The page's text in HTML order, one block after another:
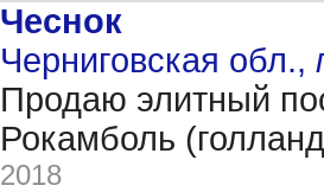
Чеснок
Черниговская обл.,
Продаю элитный
Рокамболь
2018